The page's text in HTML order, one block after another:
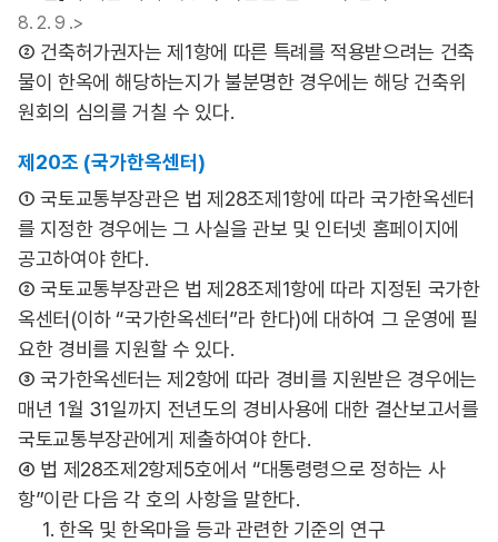
8. 2. 9 .>
② 건축허가권자는 제1항에 따른 특례를 적용받으려는 건축
물이 한옥에 해당하는지가 불분명한 경우에는 해당 건축위
원회의 심의를 거칠 수 있다.
제20조 (국가한옥센터)
① 국토교통부장관은 법 제28조제1항에 따라 국가한옥센터
를 지정한 경우에는 그 사실을 관보 및 인터넷 홈페이지에
공고하여야 한다.
② 국토교통부장관은 법 제28조제1항에 따라 지정된 국가한
옥센터(이하 “국가한옥센터”라 한다)에 대하여 그 운영에 필
요한 경비를 지원할 수 있다.
③ 국가한옥센터는 제2항에 따라 경비를 지원받은 경우에는
매년 1월 31일까지 전년도의 경비사용에 대한 결산보고서를
국토교통부장관에게 제출하여야 한다.
④ 법 제28조제2항제5호에서 “대통령령으로 정하는 사
항”이란 다음 각 호의 사항을 말한다.
1. 한옥 및 한옥마을 등과 관련한 기준의 연구